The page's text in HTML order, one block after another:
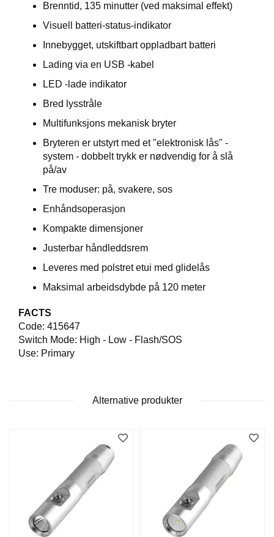
Brenntid, 135 minutter (ved maksimal effekt)
Visuell batteri-status-indikator
Innebygget, utskiftbart oppladbart batteri
Lading via en USB -kabel
LED -lade indikator
Bred lysstråle
Multifunksjons mekanisk bryter
Bryteren er utstyrt med et "elektronisk lås" -
system - dobbelt trykk er nødvendig for å slå
på/av
Tre moduser: på, svakere, sos
Enhåndsoperasjon
Kompakte dimensjoner
Justerbar håndleddsrem
Leveres med polstret etui med glidelås
Maksimal arbeidsdybde på 120 meter
FACTS
Code: 415647
Switch Mode: High - Low - Flash/SOS
Use: Primary
Alternative produkter